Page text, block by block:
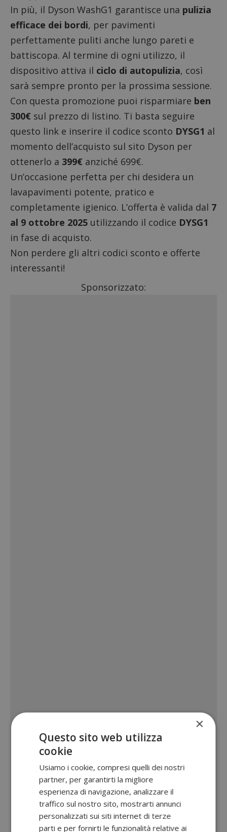
In più, il Dyson WashG1 garantisce una pulizia
efficace dei bordi, per pavimenti
perfettamente puliti anche lungo pareti e
battiscopa. Al termine di ogni utilizzo, il
dispositivo attiva il ciclo di autopulizia, così
sarà sempre pronto per la prossima sessione.
Con questa promozione puoi risparmiare ben
300€ sul prezzo di listino. Ti basta seguire
questo link e inserire il codice sconto DYSG1 al
momento dell’acquisto sul sito Dyson per
ottenerlo a 399€ anziché 699€.
Un’occasione perfetta per chi desidera un
lavapavimenti potente, pratico e
completamente igienico. L’offerta è valida dal 7
al 9 ottobre 2025 utilizzando il codice DYSG1
in fase di acquisto.
Non perdere gli altri codici sconto e offerte
interessanti!
Sponsorizzato:
×
Questo sito web utilizza
cookie
Usiamo i cookie, compresi quelli dei nostri
partner, per garantirti la migliore
esperienza di navigazione, analizzare il
traffico sul nostro sito, mostrarti annunci
personalizzati sui siti internet di terze
parti e per fornirti le funzionalità relative ai